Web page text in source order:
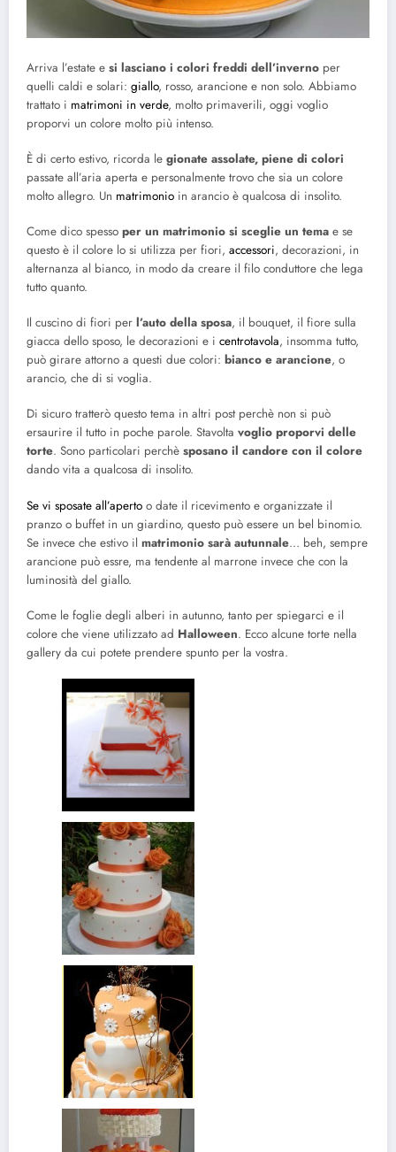
Arriva l’estate e si lasciano i colori freddi dell’inverno per
quelli caldi e solari: giallo, rosso, arancione e non solo. Abbiamo
trattato i matrimoni in verde, molto primaverili, oggi voglio
proporvi un colore molto più intenso.
È di certo estivo, ricorda le gionate assolate, piene di colori
passate all’aria aperta e personalmente trovo che sia un colore
molto allegro. Un matrimonio in arancio è qualcosa di insolito.
Come dico spesso per un matrimonio si sceglie un tema e se
questo è il colore lo si utilizza per fiori, accessori, decorazioni, in
alternanza al bianco, in modo da creare il filo conduttore che lega
tutto quanto.
Il cuscino di fiori per l’auto della sposa, il bouquet, il fiore sulla
giacca dello sposo, le decorazioni e i centrotavola, insomma tutto,
può girare attorno a questi due colori: bianco e arancione, o
arancio, che di si voglia.
Di sicuro tratterò questo tema in altri post perchè non si può
ersaurire il tutto in poche parole. Stavolta voglio proporvi delle
torte. Sono particolari perchè sposano il candore con il colore
dando vita a qualcosa di insolito.
Se vi sposate all’aperto o date il ricevimento e organizzate il
pranzo o buffet in un giardino, questo può essere un bel binomio.
Se invece che estivo il matrimonio sarà autunnale… beh, sempre
arancione può essre, ma tendente al marrone invece che con la
luminosità del giallo.
Come le foglie degli alberi in autunno, tanto per spiegarci e il
colore che viene utilizzato ad Halloween. Ecco alcune torte nella
gallery da cui potete prendere spunto per la vostra.